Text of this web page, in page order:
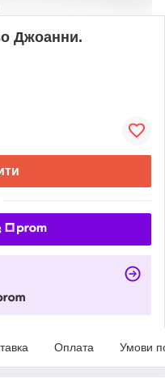
Джоанни.
Оплата Умови